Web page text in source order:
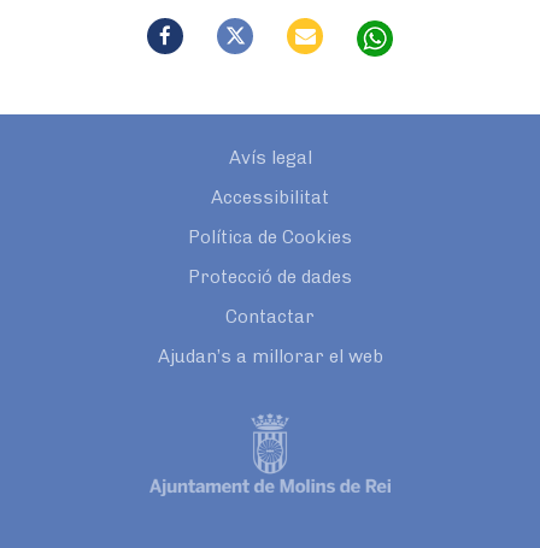
Avís legal
Accessibilitat
Política de Cookies
Protecció de dades
Contactar
Ajudan’s a millorar el web